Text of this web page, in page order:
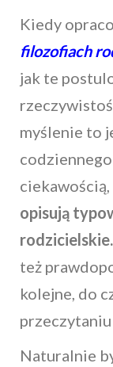
Kiedy
filozofiach
jak te
myślenie to
opisują
rodzicielskie.
też
kolejne, do
Naturalnie